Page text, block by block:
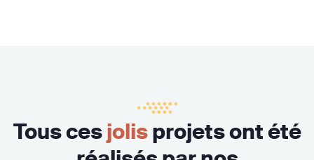
Tous cesjolisprojets ont été